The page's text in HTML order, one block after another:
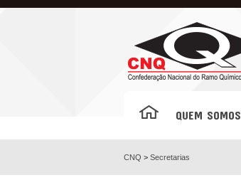
QUEM SOMOS
CNQ > Secretarias